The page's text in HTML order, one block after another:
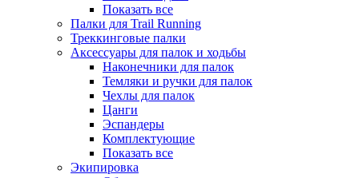
Показать все
Палки для Trail Running
Треккинговые палки
Аксессуары для палок и ходьбы
Наконечники для палок
Темляки и ручки для палок
Чехлы для палок
Цанги
Эспандеры
Комплектующие
Показать все
Экипировка